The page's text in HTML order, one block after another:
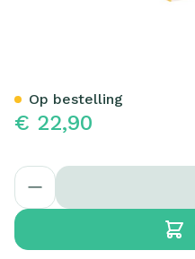
€ 22,90
Aantal
Op bestelling